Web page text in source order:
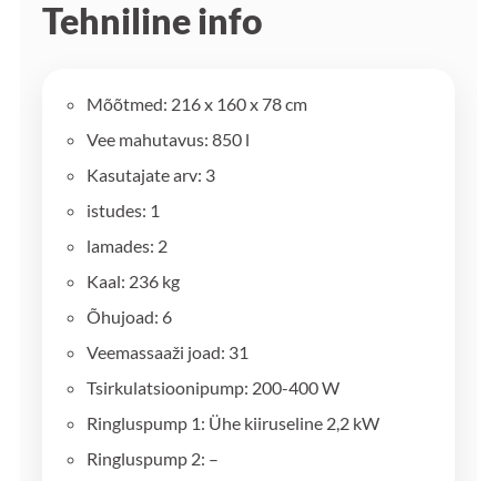
Tehniline info
Mõõtmed: 216 x 160 x 78 cm
Vee mahutavus: 850 l
Kasutajate arv: 3
istudes: 1
lamades: 2
Kaal: 236 kg
Õhujoad: 6
Veemassaaži joad: 31
Tsirkulatsioonipump: 200-400 W
Ringluspump 1: Ühe kiiruseline 2,2 kW
Ringluspump 2: –